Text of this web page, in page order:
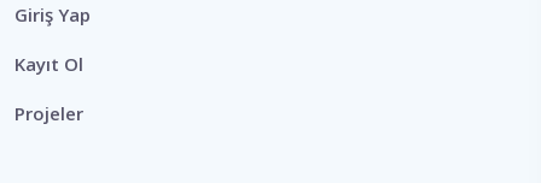
Giriş Yap
Kayıt Ol
Projeler